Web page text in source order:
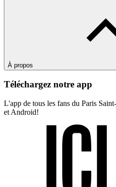
À propos
Téléchargez notre app
L'app de tous les fans du Paris
et Android!